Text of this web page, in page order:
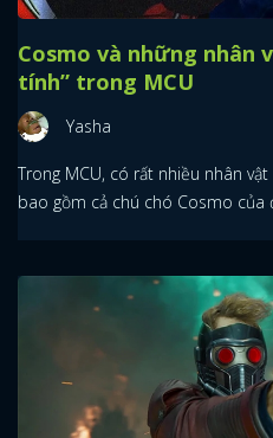
Cosmo và những nhân
tính” trong MCU
Yasha
Trong MCU, có rất nhiều nhân
bao gồm cả chú chó Cosmo của